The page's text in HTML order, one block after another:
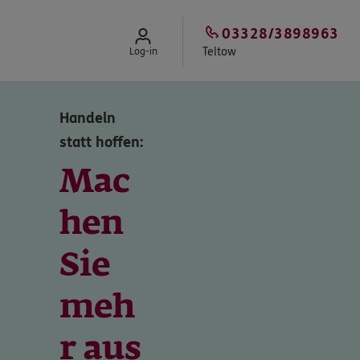
Log-in Teltow
03328/3898963
Handeln
statt hoffen:
Mac
hen
Sie
meh
r aus